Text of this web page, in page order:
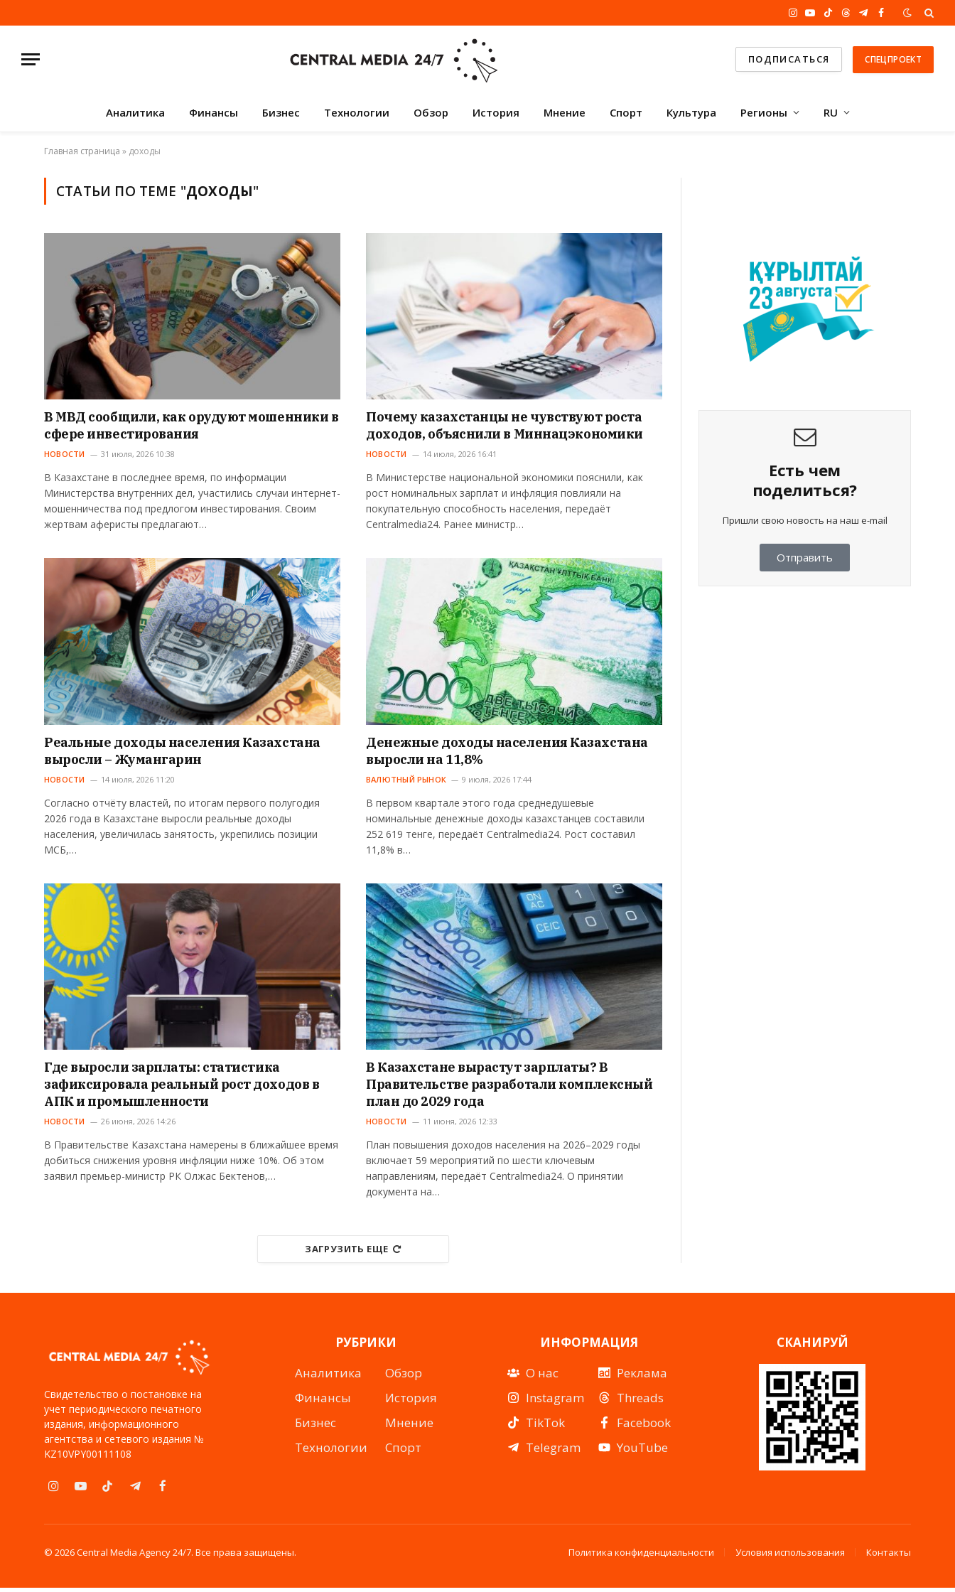
Instagram
YouTube
TikTokThreadsTelegram
Facebook
ПОДПИСАТЬСЯ СПЕЦПРОЕКТ
Аналитика Финансы Бизнес Технологии Обзор История Мнение Спорт Культура Регионы RU
Главная страница » доходы
СТАТЬИ ПО ТЕМЕ "ДОХОДЫ"
В МВД сообщили, как орудуют мошенники в
сфере инвестирования
НОВОСТИ 31 июля, 2026 10:38
В Казахстане в последнее время, по информации
Министерства внутренних дел, участились случаи интернет-
мошенничества под предлогом инвестирования. Своим
жертвам аферисты предлагают…
Почему казахстанцы не чувствуют роста
доходов, объяснили в Миннацэкономики
НОВОСТИ 14 июля, 2026 16:41
В Министерстве национальной экономики пояснили, как
рост номинальных зарплат и инфляция повлияли на
покупательную способность населения, передаёт
Centralmedia24. Ранее министр…
Реальные доходы населения Казахстана
выросли – Жумангарин
НОВОСТИ 14 июля, 2026 11:20
Согласно отчёту властей, по итогам первого полугодия
2026 года в Казахстане выросли реальные доходы
населения, увеличилась занятость, укрепились позиции
МСБ,…
Денежные доходы населения Казахстана
выросли на 11,8%
ВАЛЮТНЫЙ РЫНОК 9 июля, 2026 17:44
В первом квартале этого года среднедушевые
номинальные денежные доходы казахстанцев составили
252 619 тенге, передаёт Centralmedia24. Рост составил
11,8% в…
Где выросли зарплаты: статистика
зафиксировала реальный рост доходов в
АПК и промышленности
НОВОСТИ 26 июня, 2026 14:26
В Правительстве Казахстана намерены в ближайшее время
добиться снижения уровня инфляции ниже 10%. Об этом
заявил премьер-министр РК Олжас Бектенов,…
В Казахстане вырастут зарплаты? В
Правительстве разработали комплексный
план до 2029 года
НОВОСТИ 11 июня, 2026 12:33
План повышения доходов населения на 2026–2029 годы
включает 59 мероприятий по шести ключевым
направлениям, передаёт Centralmedia24. О принятии
документа на…
ЗАГРУЗИТЬ ЕЩЕ
Есть чем
поделиться?
Пришли свою новость на наш e-mail
Отправить
Свидетельство о постановке на
учет периодического печатного
издания, информационного
агентства и сетевого издания №
KZ10VPY00111108
InstagramYouTubeTikTokTelegramFacebook
РУБРИКИ
Аналитика
Финансы
Бизнес
Технологии
Обзор
История
Мнение
Спорт
ИНФОРМАЦИЯ
О нас
Instagram
TikTok
Telegram
Реклама
Threads
Facebook
YouTube
СКАНИРУЙ
© 2026 Central Media Agency 24/7. Все права защищены. Политика конфиденциальности Условия использования Контакты